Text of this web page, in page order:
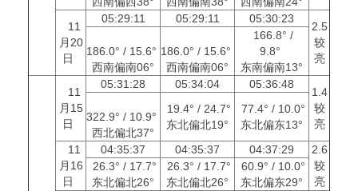
11
月20
日
05:29:11 05:29:11 05:30:23
2.5
较
亮
186.0° / 15.6°
西南偏南06°
186.0° / 15.6°
西南偏南06°
166.8° /
9.8°
东南偏南13°
11
月15
日
05:31:28 05:34:04 05:36:48
1.4
较
亮
322.9° / 10.9°
西北偏北37°
19.4° / 24.7°
东北偏北19°
77.4° / 10.0°
东北偏东13°
11
月16
日
04:35:37 04:35:37 04:37:29
2.6
较
亮
26.3° / 17.7°
东北偏北26°
26.3° / 17.7°
东北偏北26°
60.9° / 10.0°
东北偏东29°